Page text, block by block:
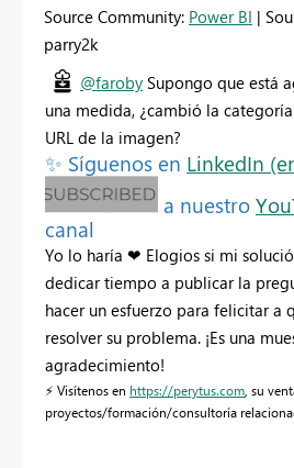
Source Community: Power BI |
parry2k
@faroby Supongo que está
una medida, ¿cambió la
URL de la imagen?
✨ Síguenos en LinkedIn
a nuestro
canal
Yo lo haría ❤ Elogios si mi
dedicar tiempo a publicar la
hacer un esfuerzo para felicitar a
resolver su problema. ¡Es una
agradecimiento!
⚡ Visítenos en https://perytus.com, su
proyectos/formación/consultoría